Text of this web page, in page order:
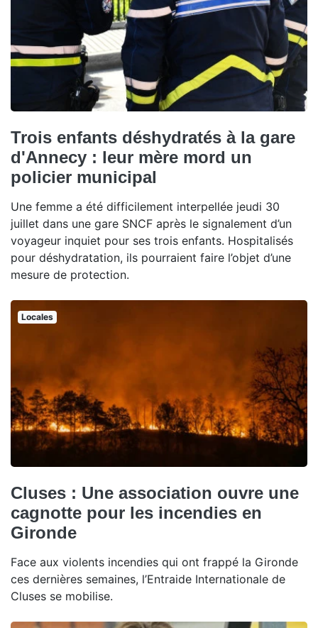
Trois enfants déshydratés à la gare
d'Annecy : leur mère mord un
policier municipal
Une femme a été difficilement interpellée jeudi 30
juillet dans une gare SNCF après le signalement d’un
voyageur inquiet pour ses trois enfants. Hospitalisés
pour déshydratation, ils pourraient faire l’objet d’une
mesure de protection.
Locales
Cluses : Une association ouvre une
cagnotte pour les incendies en
Gironde
Face aux violents incendies qui ont frappé la Gironde
ces dernières semaines, l’Entraide Internationale de
Cluses se mobilise.